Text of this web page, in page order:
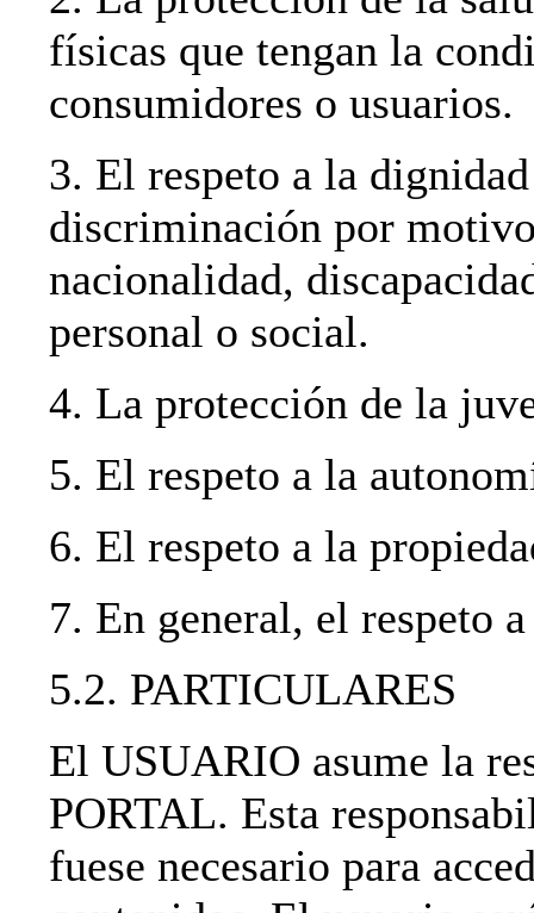
físicas que tengan la
consumidores o usuarios.
3. El respeto a la
discriminación por
nacionalidad,
personal o social.
4. La protección de la
5. El respeto a la
6. El respeto a la
7. En general, el respeto
5.2. PARTICULARES
El USUARIO asume la
PORTAL. Esta
fuese necesario para